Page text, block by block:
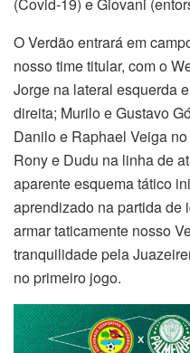
O Verdão entrará em
nosso time titular, com o
Jorge na lateral esquerda
direita; Murilo e Gustavo
Danilo e Raphael Veiga
Rony e Dudu na linha de
aparente esquema tático
aprendizado na partida de
armar taticamente nosso
tranquilidade pela
no primeiro jogo.